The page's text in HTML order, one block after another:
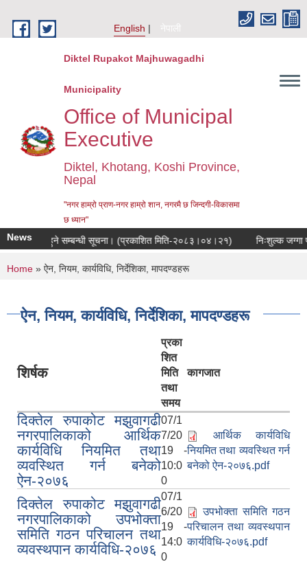
English
नेपाली
Diktel Rupakot Majhuwagadhi
Municipality
Office of Municipal
Executive
Diktel, Khotang, Koshi Province,
Nepal
"नगर हाम्रो प्राण-नगर हाम्रो शान, नगरमै छ जिन्दगी-विकासमा
छ ध्यान"
News
सुनुवाई हुने सम्बन्धी सूचना। (प्रकाशित मिति-२०८३।०४।२१) निःशुल्क जग्गा
You are here
Home » ऐन, नियम, कार्यविधि, निर्देशिका, मापदण्डहरू
ऐन, नियम, कार्यविधि, निर्देशिका, मापदण्डहरू
शिर्षक
प्रका
शित
मिति
तथा
समय
कागजात
दिक्तेल रुपाकोट मझुवागढी
नगरपालिकाको आर्थिक
कार्यविधि नियमित तथा
व्यवस्थित गर्न बनेको
ऐन-२०७६
07/1
7/20
19 -
10:0
0
आर्थिक कार्यविधि
नियमित तथा व्यवस्थित गर्न
बनेको ऐन-२०७६.pdf
दिक्तेल रुपाकोट मझुवागढी
नगरपालिकाको उपभोक्ता
समिति गठन परिचालन तथा
व्यवस्थपान कार्यविधि-२०७६
07/1
6/20
19 -
14:0
0
उपभोक्ता समिति गठन
परिचालन तथा व्यवस्थपान
कार्यविधि-२०७६.pdf